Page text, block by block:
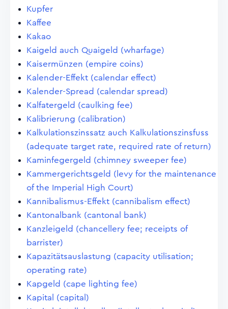
Kupfer
Kaffee
Kakao
Kaigeld auch Quaigeld (wharfage)
Kaisermünzen (empire coins)
Kalender-Effekt (calendar effect)
Kalender-Spread (calendar spread)
Kalfatergeld (caulking fee)
Kalibrierung (calibration)
Kalkulationszinssatz auch Kalkulationszinsfuss
(adequate target rate, required rate of return)
Kaminfegergeld (chimney sweeper fee)
Kammergerichtsgeld (levy for the maintenance
of the Imperial High Court)
Kannibalismus-Effekt (cannibalism effect)
Kantonalbank (cantonal bank)
Kanzleigeld (chancellery fee; receipts of
barrister)
Kapazitätsauslastung (capacity utilisation;
operating rate)
Kapgeld (cape lighting fee)
Kapital (capital)